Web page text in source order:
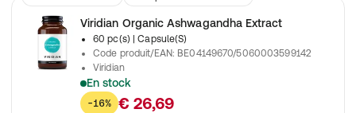
Viridian Organic Ashwagandha Extract
60 pc(s)
| Capsule(S)
Code produit/EAN: BE04149670/5060003599142
Viridian
En stock
Complément alimentaire à base de racine de ginseng de
-16% € 26,69